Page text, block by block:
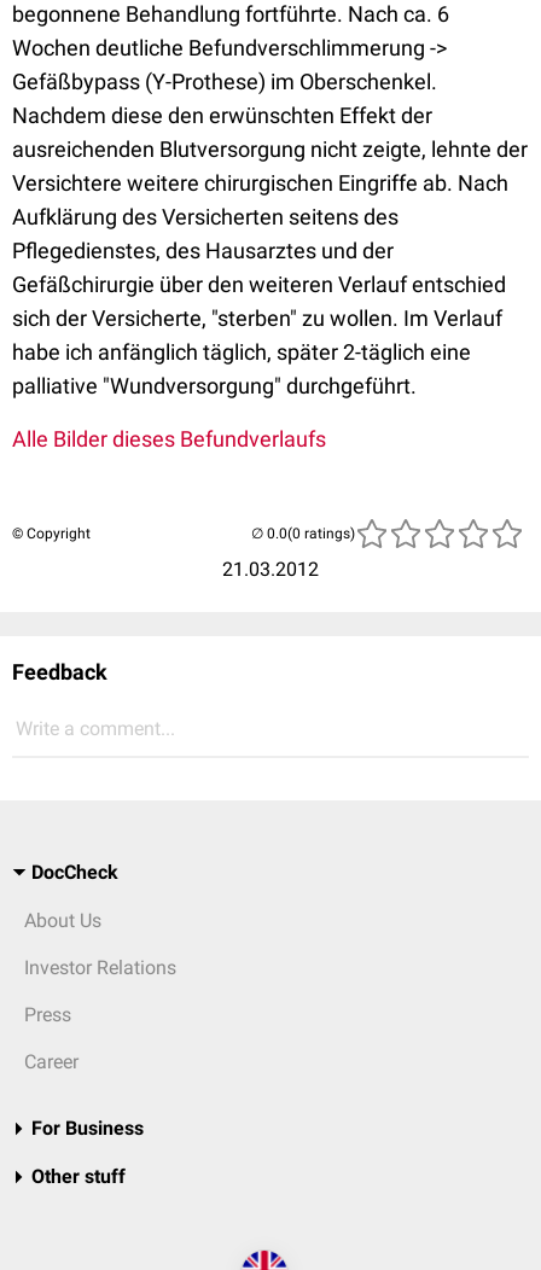
begonnene Behandlung fortführte. Nach ca. 6
Wochen deutliche Befundverschlimmerung ->
Gefäßbypass (Y-Prothese) im Oberschenkel.
Nachdem diese den erwünschten Effekt der
ausreichenden Blutversorgung nicht zeigte, lehnte der
Versichtere weitere chirurgischen Eingriffe ab. Nach
Aufklärung des Versicherten seitens des
Pflegedienstes, des Hausarztes und der
Gefäßchirurgie über den weiteren Verlauf entschied
sich der Versicherte, "sterben" zu wollen. Im Verlauf
habe ich anfänglich täglich, später 2-täglich eine
palliative "Wundversorgung" durchgeführt.
Alle Bilder dieses Befundverlaufs
© Copyright
21.03.2012
(0 ratings)
Feedback
Write a comment...
DocCheck
About Us
Investor Relations
Press
Career
For Business
Other stuff